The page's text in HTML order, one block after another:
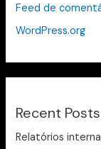
Feed de
WordPress.org
Recent Posts
Relatórios